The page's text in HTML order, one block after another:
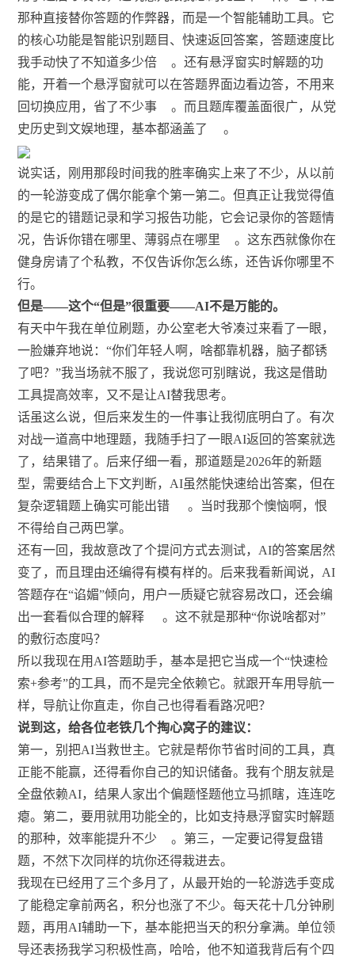
那种直接替你答题的作弊器，而是一个智能辅助工具。它
的核心功能是智能识别题目、快速返回答案，答题速度比
我手动快了不知道多少倍
。还有悬浮窗实时解题的功
能，开着一个悬浮窗就可以在答题界面边看边答，不用来
回切换应用，省了不少事
。而且题库覆盖面很广，从党
史历史到文娱地理，基本都涵盖了
。
说实话，刚用那段时间我的胜率确实上来了不少，从以前
的一轮游变成了偶尔能拿个第一第二。但真正让我觉得值
的是它的错题记录和学习报告功能，它会记录你的答题情
况，告诉你错在哪里、薄弱点在哪里
。这东西就像你在
健身房请了个私教，不仅告诉你怎么练，还告诉你哪里不
行。
但是——这个“但是”很重要——AI不是万能的。
有天中午我在单位刷题，办公室老大爷凑过来看了一眼，
一脸嫌弃地说：“你们年轻人啊，啥都靠机器，脑子都锈
了吧？”我当场就不服了，我说您可别瞎说，我这是借助
工具提高效率，又不是让AI替我思考。
话虽这么说，但后来发生的一件事让我彻底明白了。有次
对战一道高中地理题，我随手扫了一眼AI返回的答案就选
了，结果错了。后来仔细一看，那道题是2026年的新题
型，需要结合上下文判断，AI虽然能快速给出答案，但在
复杂逻辑题上确实可能出错
。当时我那个懊恼啊，恨
不得给自己两巴掌。
还有一回，我故意改了个提问方式去测试，AI的答案居然
变了，而且理由还编得有模有样的。后来我看新闻说，AI
答题存在“谄媚”倾向，用户一质疑它就容易改口，还会编
出一套看似合理的解释
。这不就是那种“你说啥都对”
的敷衍态度吗？
所以我现在用AI答题助手，基本是把它当成一个“快速检
索+参考”的工具，而不是完全依赖它。就跟开车用导航一
样，导航让你直走，你自己也得看看路况吧？
说到这，给各位老铁几个掏心窝子的建议：
第一，别把AI当救世主。它就是帮你节省时间的工具，真
正能不能赢，还得看你自己的知识储备。我有个朋友就是
全盘依赖AI，结果人家出个偏题怪题他立马抓瞎，连连吃
瘪。第二，要用就用功能全的，比如支持悬浮窗实时解题
的那种，效率能提升不少
。第三，一定要记得复盘错
题，不然下次同样的坑你还得栽进去。
我现在已经用了三个多月了，从最开始的一轮游选手变成
了能稳定拿前两名，积分也涨了不少。每天花十几分钟刷
题，再用AI辅助一下，基本能把当天的积分拿满。单位领
导还表扬我学习积极性高，哈哈，他不知道我背后有个四